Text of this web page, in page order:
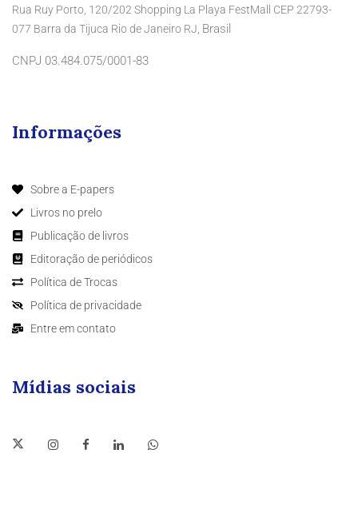
Rua Ruy Porto, 120/202 Shopping La Playa FestMall CEP 22793-
077 Barra da Tijuca Rio de Janeiro RJ, Brasil
CNPJ 03.484.075/0001-83
Informações
Sobre a E-papers
Livros no prelo
Publicação de livros
Editoração de periódicos
Política de Trocas
Política de privacidade
Entre em contato
Mídias sociais